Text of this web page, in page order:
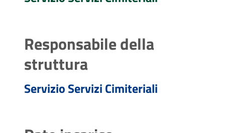
Responsabile della
struttura
Servizio Servizi Cimiteriali